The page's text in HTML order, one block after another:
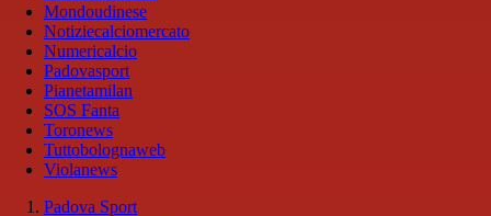
Mondoudinese
Notiziecalciomercato
Numericalcio
Padovasport
Pianetamilan
SOS Fanta
Toronews
Tuttobolognaweb
Violanews
Padova Sport